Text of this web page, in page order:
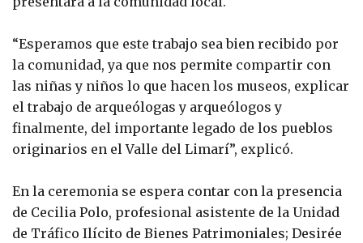
“Esperamos que este trabajo sea bien recibido por
la comunidad, ya que nos permite compartir con
las niñas y niños lo que hacen los museos, explicar
el trabajo de arqueólogas y arqueólogos y
finalmente, del importante legado de los pueblos
originarios en el Valle del Limarí”, explicó.
En la ceremonia se espera contar con la presencia
de Cecilia Polo, profesional asistente de la Unidad
de Tráfico Ilícito de Bienes Patrimoniales; Desirée